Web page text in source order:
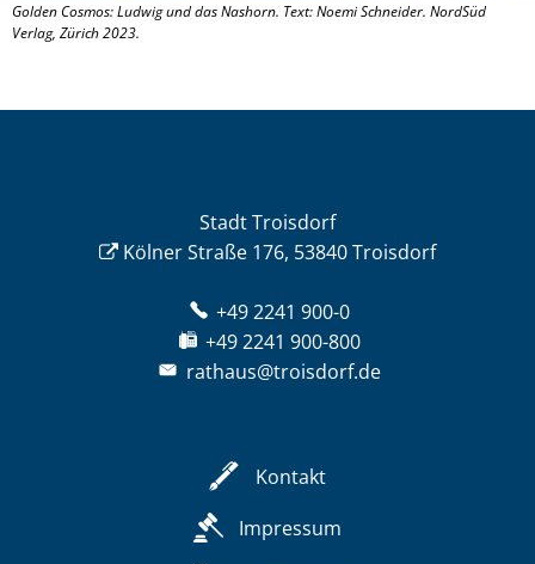
Golden Cosmos: Ludwig und das Nashorn. Text: Noemi Schneider. NordSüd
Verlag, Zürich 2023.
Stadt Troisdorf
Kölner Straße 176, 53840 Troisdorf
+49 2241 900-0
+49 2241 900-800
rathaus@troisdorf.de
Kontakt
Impressum